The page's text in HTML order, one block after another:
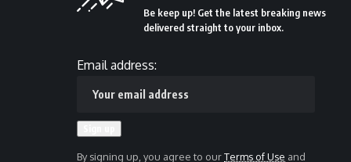
Be keep up! Get the latest breaking news
delivered straight to your inbox.
Email address:
By signing up, you agree to ourTerms of Use and